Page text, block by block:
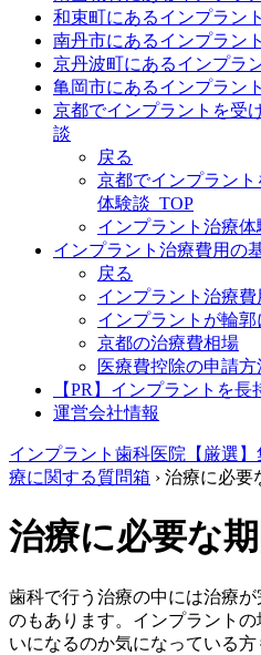
和束町にあるインプラン
南丹市にあるインプラン
京丹波町にあるインプラ
亀岡市にあるインプラン
京都でインプラントを受
談
戻る
京都でインプラン
体験談_TOP
インプラント治療
インプラント治療費用の
戻る
インプラント治療
インプラントが輪
京都の治療費相場
医療費控除の申請方
【PR】インプラントを
運営会社情報
インプラント歯科医院【厳選】
療に関する質問箱 › 治療に必要
治療に必要な
歯科で行う治療の中には治療
のもあります。インプラント
いになるのか気になっている